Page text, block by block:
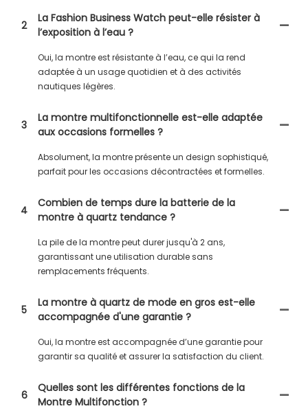
2
La Fashion Business Watch peut-elle résister à
l’exposition à l’eau ?
Oui, la montre est résistante à l’eau, ce qui la rend
adaptée à un usage quotidien et à des activités
nautiques légères.
3
La montre multifonctionnelle est-elle adaptée
aux occasions formelles ?
Absolument, la montre présente un design sophistiqué,
parfait pour les occasions décontractées et formelles.
4
Combien de temps dure la batterie de la
montre à quartz tendance ?
La pile de la montre peut durer jusqu'à 2 ans,
garantissant une utilisation durable sans
remplacements fréquents.
5
La montre à quartz de mode en gros est-elle
accompagnée d'une garantie ?
Oui, la montre est accompagnée d’une garantie pour
garantir sa qualité et assurer la satisfaction du client.
6
Quelles sont les différentes fonctions de la
Montre Multifonction ?